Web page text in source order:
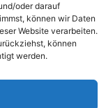
oder darauf
können wir Daten
Website verarbeiten.
können
werden.